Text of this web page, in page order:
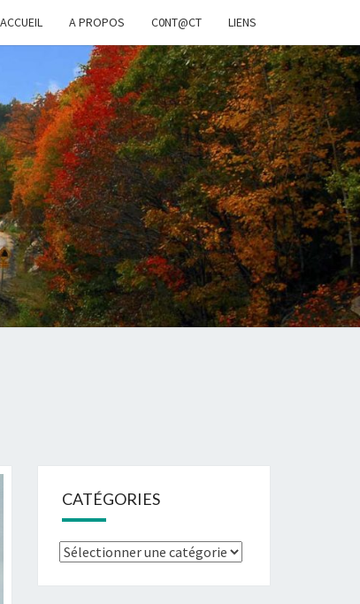
ACCUEIL A PROPOS C0NT@CT LIENS
CATÉGORIES
Catégories